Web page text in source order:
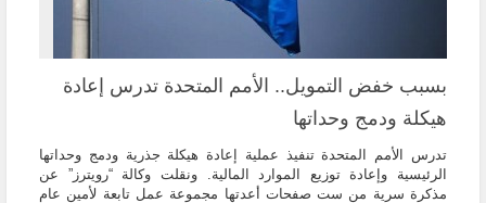
بسبب خفض التمويل.. الأمم المتحدة تدرس إعادة
هيكلة ودمج وحداتها
تدرس الأمم المتحدة تنفيذ عملية إعادة هيكلة جذرية ودمج وحداتها
الرئيسية وإعادة توزيع الموارد المالية. ونقلت وكالة “رويترز” عن
مذكرة سرية من ست صفحات أعدتها مجموعة عمل تابعة لأمين عام